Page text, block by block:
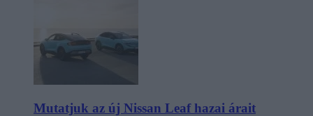
Mutatjuk az új Nissan Leaf hazai árait